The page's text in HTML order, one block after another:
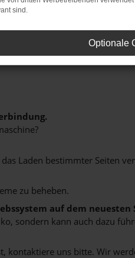
Laden bestimmter Seiten
zu beheben.
auf dem neuesten
sondern kann auch dazu
kontaktiere uns bitte. Wir
sind.
Optionale